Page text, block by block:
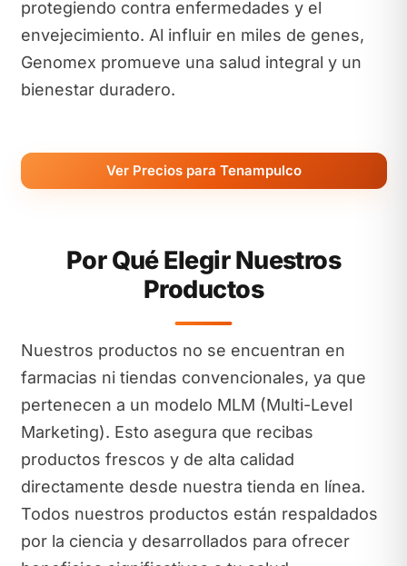
protegiendo contra enfermedades y el
envejecimiento. Al influir en miles de genes,
Genomex promueve una salud integral y un
bienestar duradero.
Ver Precios para Tenampulco
Por Qué Elegir Nuestros
Productos
Nuestros productos no se encuentran en
farmacias ni tiendas convencionales, ya que
pertenecen a un modelo MLM (Multi-Level
Marketing). Esto asegura que recibas
productos frescos y de alta calidad
directamente desde nuestra tienda en línea.
Todos nuestros productos están respaldados
por la ciencia y desarrollados para ofrecer